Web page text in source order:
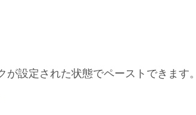
設定された状態でペーストできます